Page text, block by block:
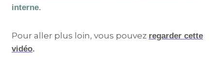
interne.
Pour aller plus loin, vous pouvez regarder cette
vidéo.